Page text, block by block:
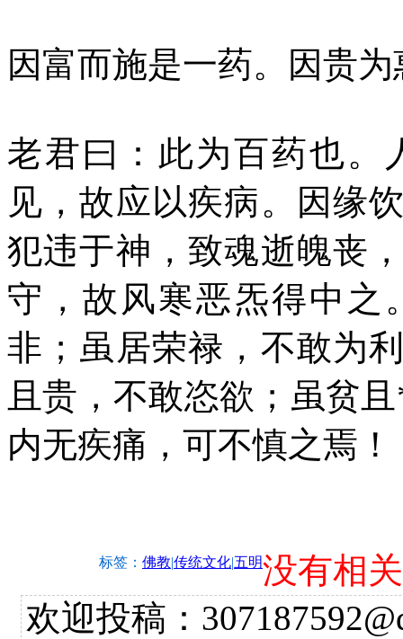
因富而施是一药。因贵
老君曰：此为百药也。
见，故应以疾病。因缘
犯违于神，致魂逝魄丧
守，故风寒恶炁得中之
非；虽居荣禄，不敢为
且贵，不敢恣欲；虽贫
内无疾痛，可不慎之焉！
标签： 佛教|传统文化|五明没有相
欢迎投稿：